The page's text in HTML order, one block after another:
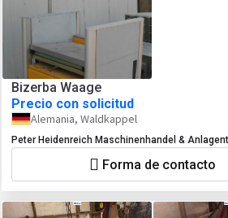
Bizerba Waage
Precio con solicitud
Alemania, Waldkappel
Peter Heidenreich Maschinenhandel &
Forma de contacto